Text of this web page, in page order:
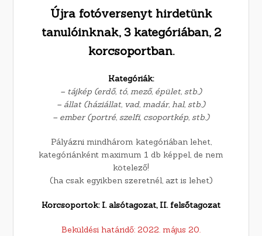
Újra fotóversenyt hirdetünk
tanulóinknak, 3 kategóriában, 2
korcsoportban.
Kategóriák:
– tájkép (erdő, tó, mező, épület, stb.)
– állat (háziállat, vad, madár, hal, stb.)
– ember (portré, szelfi, csoportkép, stb.)
Pályázni mindhárom kategóriában lehet,
kategóriánként maximum 1 db képpel, de nem
kötelező!
(ha csak egyikben szeretnél, azt is lehet)
Korcsoportok: I. alsótagozat, II. felsőtagozat
Beküldési határidő: 2022. május 20.